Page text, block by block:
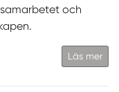
och
Läs mer